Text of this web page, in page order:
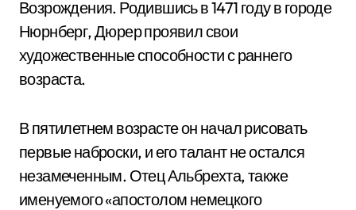
Возрождения. Родившись в 1471 году в городе
Нюрнберг, Дюрер проявил свои
художественные способности с раннего
возраста.
В пятилетнем возрасте он начал рисовать
первые наброски, и его талант не остался
незамеченным. Отец Альбрехта, также
именуемого «апостолом немецкого